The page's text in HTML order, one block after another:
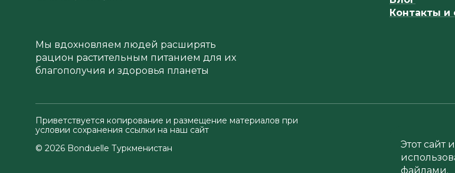
Мы вдохновляем людей расширять
рацион растительным питанием для их
благополучия и здоровья планеты
Контакты и
Приветствуется копирование и размещение материалов при
условии сохранения ссылки на наш сайт
© 2026 Bonduelle Туркменистан
Этот сайт
файлами.